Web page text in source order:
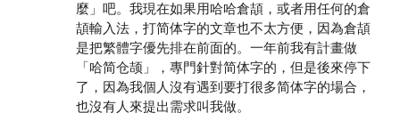
麼」吧。我現在如果用哈哈倉頡，或者用任何的倉
頡輸入法，打简体字的文章也不太方便，因為倉頡
是把繁體字優先排在前面的。一年前我有計畫做
「哈简仓颉」，專門針對简体字的，但是後來停下
了，因為我個人沒有遇到要打很多简体字的場合，
也沒有人來提出需求叫我做。